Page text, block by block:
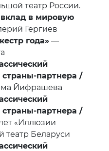
театр России.
в мировую
Гергиев
года» —
страны-партнера /
Йифрашева
страны-партнера /
«Иллюзии
театр Беларуси